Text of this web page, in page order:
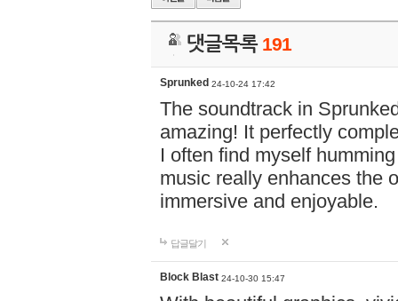
댓글목록 191
Sprunked 24-10-24 17:42
The soundtrack in
amazing! It perfectly
I often find myself
music really enhances the
immersive and enjoyable.
답글달기
Block Blast 24-10-30 15:47